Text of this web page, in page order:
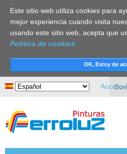
Este sitio web utiliza cookies para
mejor experiencia cuando visita
usando este sitio web, acepta que
Politica de cookies
Buscar
Acceso